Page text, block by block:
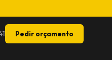
Pedir orçamento